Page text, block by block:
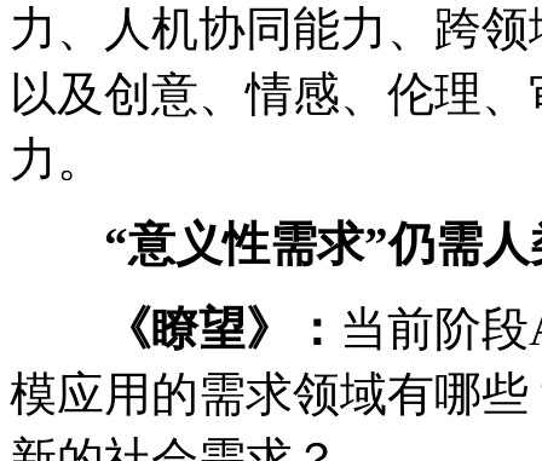
力、人机协同能力、跨
以及创意、情感、伦理
力。
“意义性需求”仍需人
《瞭望》： 当前阶
模应用的需求领域有哪